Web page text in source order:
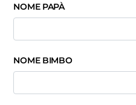
NOME PAPÀ
NOME BIMBO